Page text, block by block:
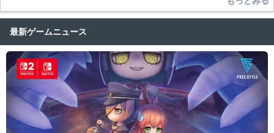
最新ゲームニュース